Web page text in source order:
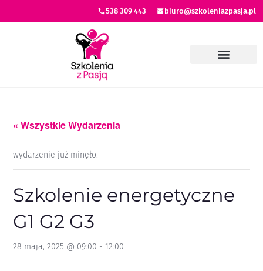
538 309 443 biuro@szkoleniazpasja.pl
« Wszystkie Wydarzenia
wydarzenie już minęło.
Szkolenie energetyczne
G1 G2 G3
28 maja, 2025 @ 09:00 - 12:00